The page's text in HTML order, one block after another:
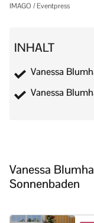
IMAGO / Eventpress
INHALT
Vanessa
Vanessa
Vanessa
Sonnenbaden